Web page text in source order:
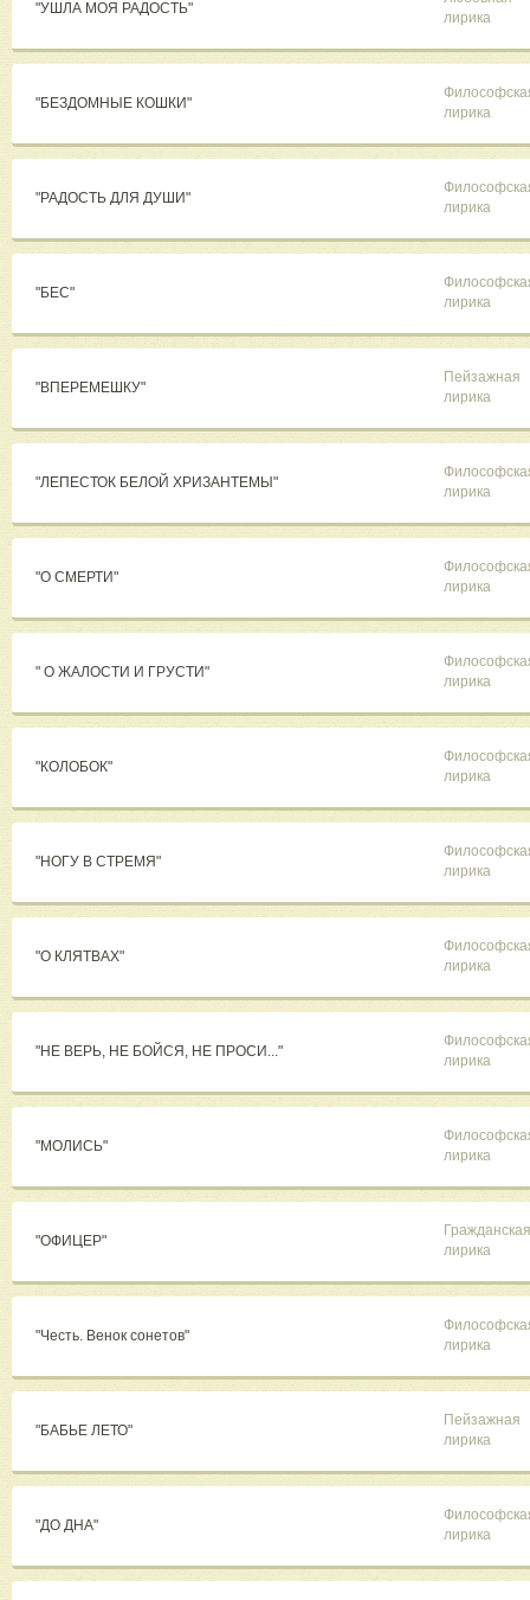
"УШЛА МОЯ РАДОСТЬ"
лирика
"БЕЗДОМНЫЕ КОШКИ"
лирика
"РАДОСТЬ ДЛЯ ДУШИ"
лирика
"БЕС"
лирика
"ВПЕРЕМЕШКУ"
Пейзажная
лирика
"ЛЕПЕСТОК БЕЛОЙ ХРИЗАНТЕМЫ"
лирика
"О СМЕРТИ"
лирика
" О ЖАЛОСТИ И ГРУСТИ"
лирика
"КОЛОБОК"
лирика
"НОГУ В СТРЕМЯ"
лирика
"О КЛЯТВАХ"
лирика
"НЕ ВЕРЬ, НЕ БОЙСЯ, НЕ ПРОСИ..."
лирика
"МОЛИСЬ"
лирика
"ОФИЦЕР"
Гражданская
лирика
"Честь. Венок сонетов"
лирика
"БАБЬЕ ЛЕТО"
Пейзажная
лирика
"ДО ДНА"
лирика